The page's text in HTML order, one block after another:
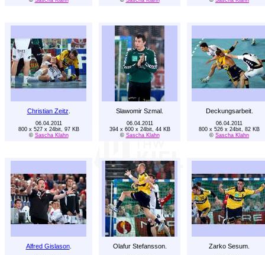
Christian Zeitz Slawomir Szmal. Deckungsarbeit.
06.04.2011
800 x 527 x 24bit, 97 KB
© Sascha Klahn
06.04.2011
394 x 600 x 24bit, 44 KB
© Sascha Klahn
06.04.2011
800 x 526 x 24bit, 82 KB
© Sascha Klahn
Alfred Gislason. Olafur Stefansson. Zarko Sesum.